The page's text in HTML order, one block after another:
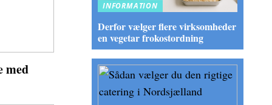
med
INFORMATION
Derfor vælger flere virksomheder
en vegetar frokostordning